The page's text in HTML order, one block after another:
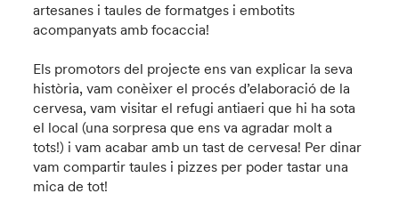
artesanes i taules de formatges i embotits
acompanyats amb focaccia!
Els promotors del projecte ens van explicar la seva
història, vam conèixer el procés d’elaboració de la
cervesa, vam visitar el refugi antiaeri que hi ha sota
el local (una sorpresa que ens va agradar molt a
tots!) i vam acabar amb un tast de cervesa! Per dinar
vam compartir taules i pizzes per poder tastar una
mica de tot!